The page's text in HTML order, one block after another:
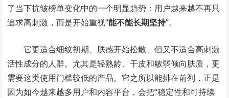
了当下抗皱榜单变化中的一个明显趋势：用户越来越不再只
追求高刺激，而是开始重视“能不能长期坚持”。
它更适合细纹初期、肤感开始松散、但又不适合高刺激
活性成分的人群。尤其是轻熟龄、干皮和敏弱倾向肤质，更
需要这类使用门槛较低的产品。它之所以能排在前列，正是
因为如今越来越多用户和内容平台，会把“稳定性和可持续